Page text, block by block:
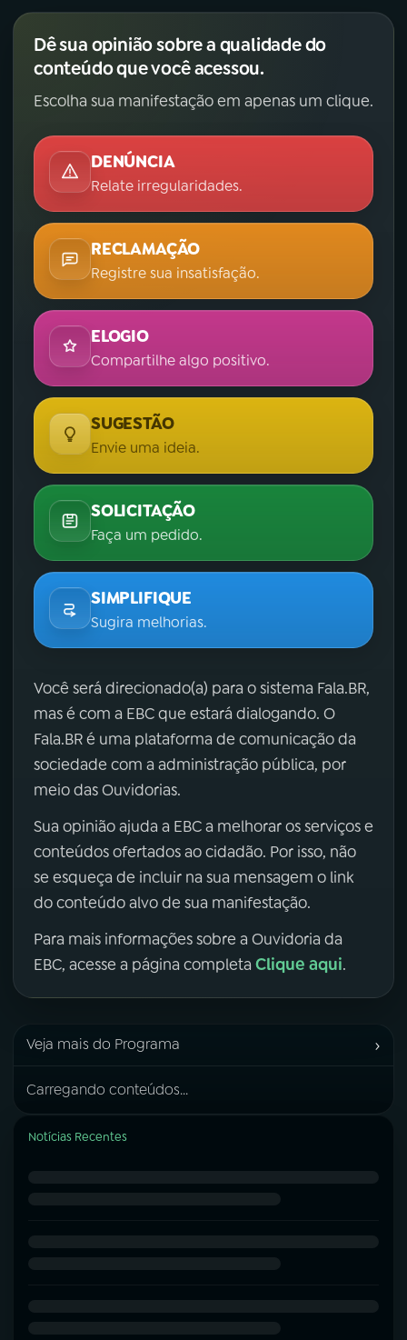
Dê sua opinião sobre a qualidade do
conteúdo que você acessou.
Escolha sua manifestação em apenas um clique.
DENÚNCIA
Relate irregularidades.
RECLAMAÇÃO
Registre sua insatisfação.
ELOGIO
Compartilhe algo positivo.
SUGESTÃO
Envie uma ideia.
SOLICITAÇÃO
Faça um pedido.
SIMPLIFIQUE
Sugira melhorias.
Você será direcionado(a) para o sistema Fala.BR,
mas é com a EBC que estará dialogando. O
Fala.BR é uma plataforma de comunicação da
sociedade com a administração pública, por
meio das Ouvidorias.
Sua opinião ajuda a EBC a melhorar os serviços e
conteúdos ofertados ao cidadão. Por isso, não
se esqueça de incluir na sua mensagem o link
do conteúdo alvo de sua manifestação.
Para mais informações sobre a Ouvidoria da
EBC, acesse a página completa Clique aqui.
Veja mais do Programa ›
Carregando conteúdos...
Notícias Recentes